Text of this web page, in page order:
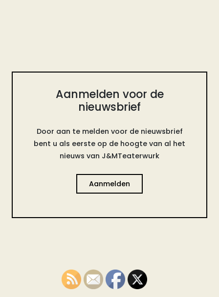
Aanmelden voor de
nieuwsbrief
Door aan te melden voor de nieuwsbrief
bent u als eerste op de hoogte van al het
nieuws van J&MTeaterwurk
Aanmelden